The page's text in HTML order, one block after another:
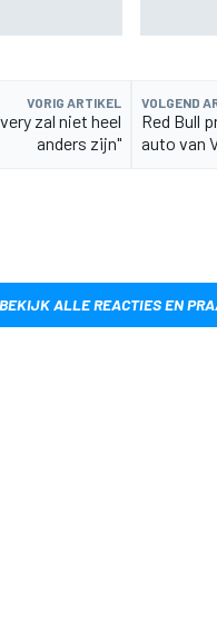
VORIG ARTIKEL
zal niet heel
anders zijn"
VOLGEND
Red Bull
auto van
BEKIJK ALLE REACTIES EN